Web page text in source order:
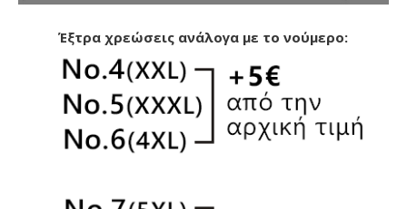
Έξτρα χρεώσεις ανάλογα με το νούμερο: